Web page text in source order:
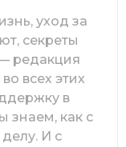
уход за
секреты
редакция
всех этих
в
знаем, как с
И с